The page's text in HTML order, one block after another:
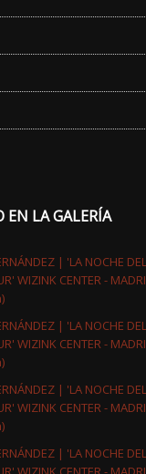
EN LA GALERÍA